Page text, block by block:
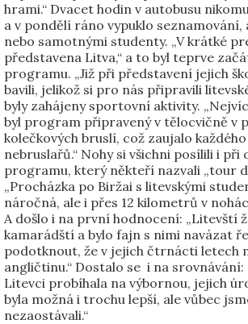
hrami.“ Dvacet hodin v autobusu
a v pondělí ráno vypuklo seznamování,
nebo samotnými studenty. „V krátké
představena Litva,“ a to byl teprve
programu. „Již při představení jejich
bavili, jelikož si pro nás připravili
byly zahájeny sportovní aktivity.
byl program připravený v tělocvičně v
kolečkových bruslí, což zaujalo
nebruslařů.“ Nohy si všichni posílili i při
programu, který někteří nazvali „tour
„Procházka po Biržai s litevskými
náročná, ale i přes 12 kilometrů v
A došlo i na první hodnocení: „Litevští
kamarádští a bylo fajn s nimi navázat
podotknout, že v jejich čtrnácti letech
angličtinu.“ Dostalo se i na srovnávání:
Litevci probíhala na výbornou, jejich
byla možná i trochu lepší, ale vůbec
nezaostávali.“